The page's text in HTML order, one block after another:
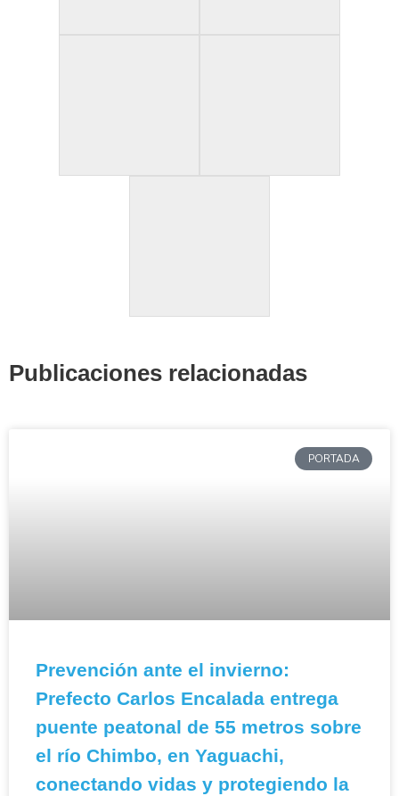
Publicaciones relacionadas
PORTADA
Prevención ante el invierno:
Prefecto Carlos Encalada entrega
puente peatonal de 55 metros sobre
el río Chimbo, en Yaguachi,
conectando vidas y protegiendo la